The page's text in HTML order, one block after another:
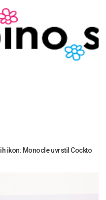
ikon: Monocle uvrstil Cockto